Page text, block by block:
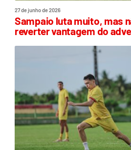
27 de junho de 2026
Sampaio luta muito, mas
reverter vantagem do